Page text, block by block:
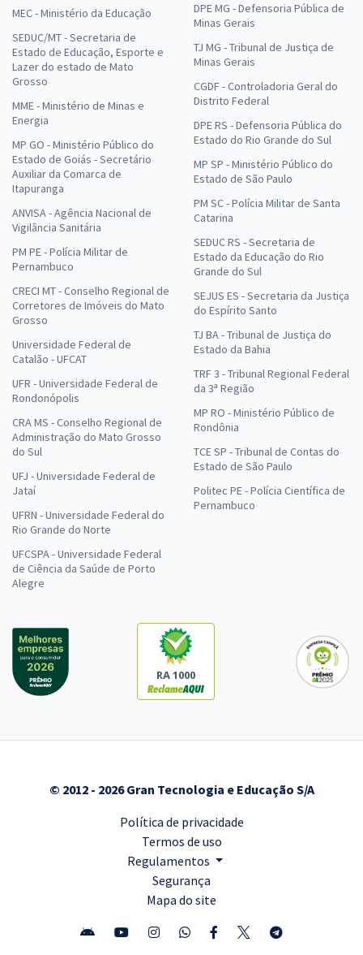
MEC - Ministério da Educação
SEDUC/MT - Secretaria de
Estado de Educação, Esporte e
Lazer do estado de Mato
Grosso
MME - Ministério de Minas e
Energia
MP GO - Ministério Público do
Estado de Goiás - Secretário
Auxiliar da Comarca de
Itapuranga
ANVISA - Agência Nacional de
Vigilância Sanitária
PM PE - Polícia Militar de
Pernambuco
CRECI MT - Conselho Regional de
Corretores de Imóveis do Mato
Grosso
Universidade Federal de
Catalão - UFCAT
UFR - Universidade Federal de
Rondonópolis
CRA MS - Conselho Regional de
Administração do Mato Grosso
do Sul
UFJ - Universidade Federal de
Jataí
UFRN - Universidade Federal do
Rio Grande do Norte
UFCSPA - Universidade Federal
de Ciência da Saúde de Porto
Alegre
DPE MG - Defensoria Pública de
Minas Gerais
TJ MG - Tribunal de Justiça de
Minas Gerais
CGDF - Controladoria Geral do
Distrito Federal
DPE RS - Defensoria Pública do
Estado do Rio Grande do Sul
MP SP - Ministério Público do
Estado de São Paulo
PM SC - Polícia Militar de Santa
Catarina
SEDUC RS - Secretaria de
Estado da Educação do Rio
Grande do Sul
SEJUS ES - Secretaria da Justiça
do Espírito Santo
TJ BA - Tribunal de Justiça do
Estado da Bahia
TRF 3 - Tribunal Regional Federal
da 3ª Região
MP RO - Ministério Público de
Rondônia
TCE SP - Tribunal de Contas do
Estado de São Paulo
Politec PE - Polícia Científica de
Pernambuco
RA 1000
© 2012 - 2026 Gran Tecnologia e Educação S/A
Política de privacidade
Termos de uso
Regulamentos
Segurança
Mapa do site